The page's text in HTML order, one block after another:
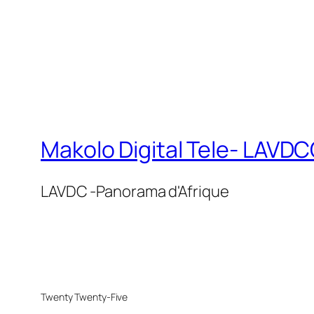
Makolo Digital Tele-
LAVDC -Panorama d'Afrique
Twenty Twenty-Five